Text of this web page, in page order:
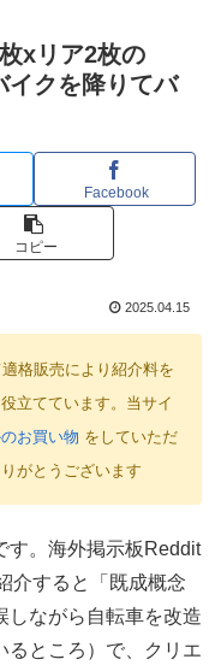
xリア2枚の
イクを降りてバ
Facebook
コピー
2025.04.15
格販売により紹介料を
立てています。当サイ
お買い物 をしていただ
がとうございます
す。海外掲示板Reddit
介すると「既成概念
しながら自転車を改造
るところ）で、クリエ